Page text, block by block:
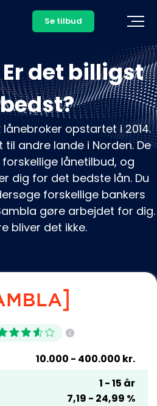
Se tilbud
det billigst
opstartet i 2014.
andre lande i Norden. De
lånetilbud, og
dig for det bedste lån. Du
forskellige bankers
gøre arbejdet for dig.
bliver det ikke.
10.000 - 400.000 kr.
1 - 15 år
7,19 - 24,99 %